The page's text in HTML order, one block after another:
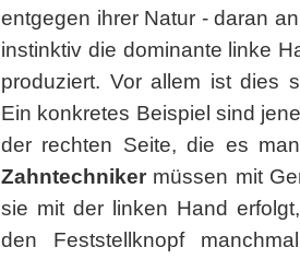
entgegen ihrer Natur - daran
instinktiv die dominante linke
produziert. Vor allem ist dies
Ein konkretes Beispiel sind
der rechten Seite, die es
Zahntechniker müssen mit
sie mit der linken Hand
den Feststellknopf